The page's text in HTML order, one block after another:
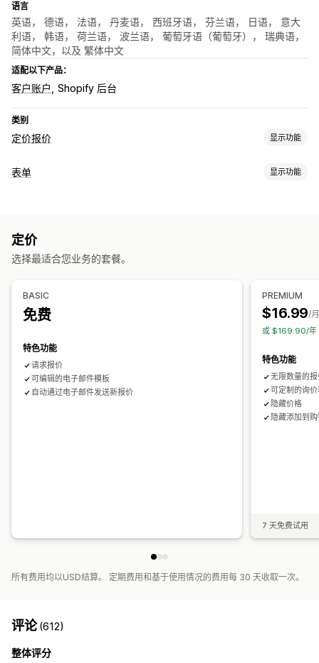
语言
英语， 德语， 法语， 丹麦语， 西班牙语， 芬兰语， 日语， 意大
利语， 韩语， 荷兰语， 波兰语， 葡萄牙语（葡萄牙）， 瑞典语，
简体中文，以及 繁体中文
适配以下产品：
客户账户 Shopify 后台
类别
定价报价 显示功能
定价规则
按钮
通知
表单 显示功能
GDPR 复选框
电子邮件回复
定价
选择最适合您业务的套餐。
BASIC
免费
特色功能
请求报价
可编辑的电子邮件模板
自动通过电子邮件发送新报价
PREMIUM
$16.99/
或 $169.90/年
特色功能
无限数量的
可定制的询
隐藏价格
隐藏添加到
7 天免费试用
所有费用均以USD结算。 定期费用和基于使用情况的费用每 30 天收取一次。
评论(612)
整体评分